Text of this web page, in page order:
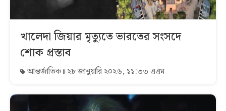
খালেদা জিয়ার মৃত্যুতে ভারতের সংসদে
শোক প্রস্তাব
আন্তর্জাতিক ২৮ জানুয়ারি ২০২৬, ১১:৩৩ এএম